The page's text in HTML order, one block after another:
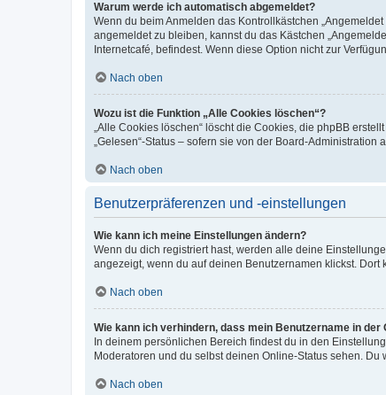
Warum werde ich automatisch abgemeldet?
Wenn du beim Anmelden das Kontrollkästchen
angemeldet zu bleiben, kannst du das Kästchen
Internetcafé, befindest. Wenn diese Option nicht zur
Nach oben
Wozu ist die Funktion „Alle Cookies löschen“?
„Alle Cookies löschen“ löscht die Cookies, die phpBB
„Gelesen“-Status – sofern sie von der Board-
Nach oben
Benutzerpräferenzen und -einstellungen
Wie kann ich meine Einstellungen ändern?
Wenn du dich registriert hast, werden alle deine
angezeigt, wenn du auf deinen Benutzernamen klickst.
Nach oben
Wie kann ich verhindern, dass mein Benutzername in der
In deinem persönlichen Bereich findest du in den
Moderatoren und du selbst deinen Online-Status sehen.
Nach oben